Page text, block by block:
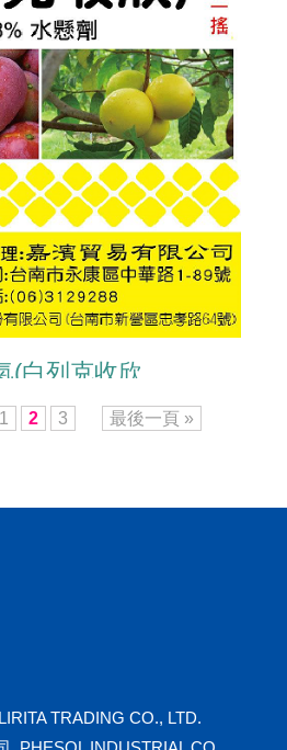
(白列克收欣
1 2 3 最後一頁 »
TRADING CO., LTD.